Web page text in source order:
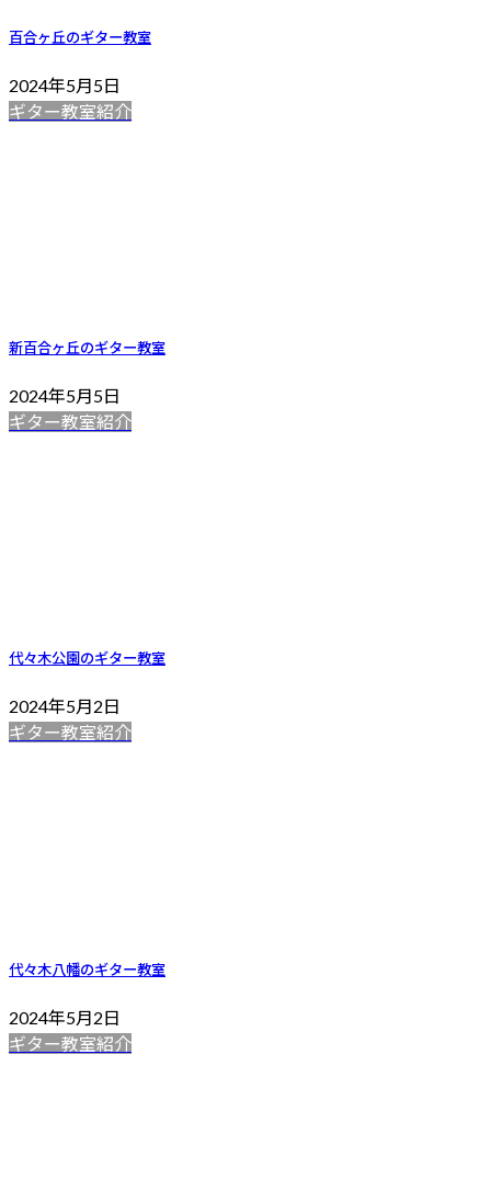
百合ヶ丘のギター教室
2024年5月5日
ギター教室紹介
新百合ヶ丘のギター教室
2024年5月5日
ギター教室紹介
代々木公園のギター教室
2024年5月2日
ギター教室紹介
代々木八幡のギター教室
2024年5月2日
ギター教室紹介